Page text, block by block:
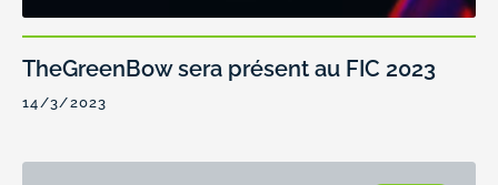
TheGreenBow sera présent au FIC 2023
14/3/2023